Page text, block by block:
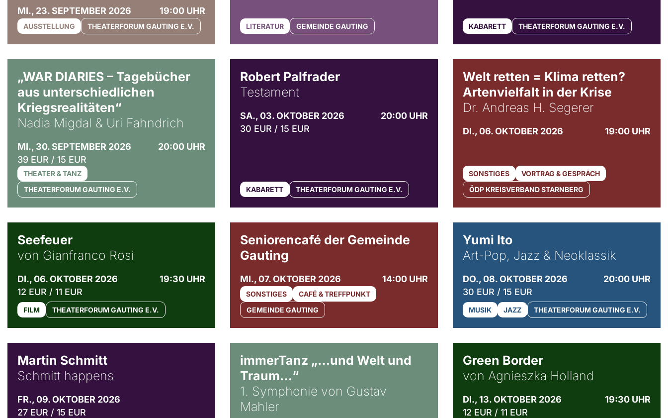
MI., 23. SEPTEMBER 2026 19:00 UHR
AUSSTELLUNG THEATERFORUM GAUTING E.V. LITERATUR GEMEINDE GAUTING KABARETT THEATERFORUM GAUTING E.V.
„WAR DIARIES – Tagebücher
aus unterschiedlichen
Kriegsrealitäten“
Nadia Migdal & Uri Fahndrich
MI., 30. SEPTEMBER 2026
20:00 UHR
39 EUR / 15 EUR
THEATER & TANZ
THEATERFORUM GAUTING E.V.
Robert Palfrader
Testament
SA., 03. OKTOBER 2026
20:00 UHR
30 EUR / 15 EUR
KABARETT THEATERFORUM GAUTING E.V.
Welt retten = Klima retten?
Artenvielfalt in der Krise
Dr. Andreas H. Segerer
DI., 06. OKTOBER 2026 19:00 UHR
SONSTIGES
VORTRAG & GESPRÄCH
ÖDP KREISVERBAND STARNBERG
Seefeuer
von Gianfranco Rosi
DI., 06. OKTOBER 2026
19:30 UHR
12 EUR / 11 EUR
FILM THEATERFORUM GAUTING E.V.
Seniorencafé der Gemeinde
Gauting
MI., 07. OKTOBER 2026 14:00 UHR
SONSTIGES
CAFÉ & TREFFPUNKT
GEMEINDE GAUTING
Yumi Ito
Art-Pop, Jazz & Neoklassik
DO., 08. OKTOBER 2026
20:00 UHR
30 EUR / 15 EUR
MUSIK JAZZ THEATERFORUM GAUTING E.V.
Martin Schmitt
Schmitt happens
FR., 09. OKTOBER 2026
27 EUR / 15 EUR
immerTanz „…und Welt und
Traum…“
1. Symphonie von Gustav
Mahler
Green Border
von Agnieszka Holland
DI., 13. OKTOBER 2026
19:30 UHR
12 EUR / 11 EUR